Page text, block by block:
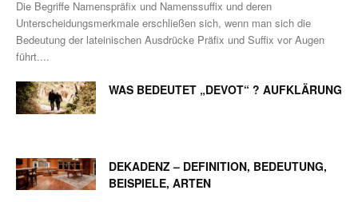
Die Begriffe Namenspräfix und Namenssuffix und deren
Unterscheidungsmerkmale erschließen sich, wenn man sich die
Bedeutung der lateinischen Ausdrücke Präfix und Suffix vor Augen
führt....
WAS BEDEUTET „DEVOT“ ? AUFKLÄRUNG
DEKADENZ – DEFINITION, BEDEUTUNG,
BEISPIELE, ARTEN